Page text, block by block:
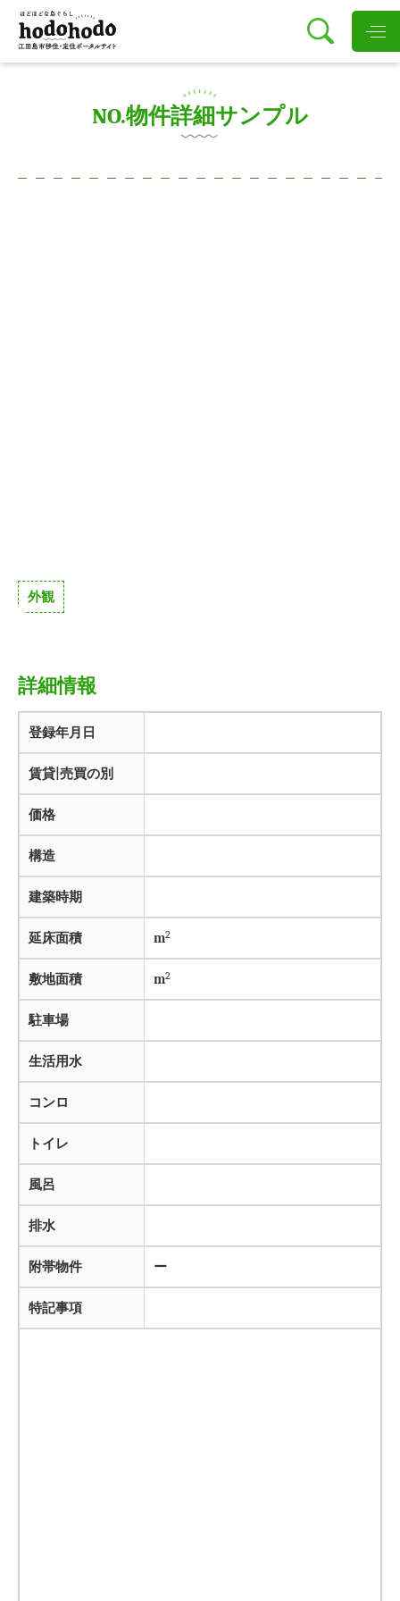
NO.物件詳細サンプル
外観
詳細情報
登録年月日
賃貸|売買の別
価格
構造
建築時期
延床面積 m2
敷地面積 m2
駐車場
生活用水
コンロ
トイレ
風呂
排水
附帯物件 ー
特記事項